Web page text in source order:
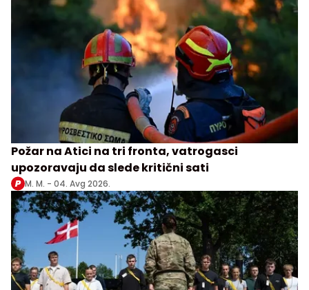
Požar na Atici na tri fronta, vatrogasci
upozoravaju da slede kritični sati
M. M. - 04. Avg 2026.